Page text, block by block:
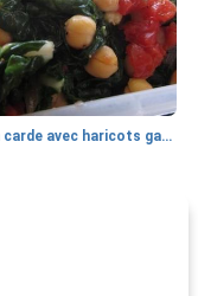
bette à carde avec haricots garbanzo et tomates fraîches